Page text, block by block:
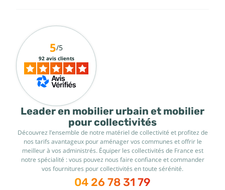
Leader en mobilier urbain et mobilier
pour collectivités
Découvrez l’ensemble de notre matériel de collectivité et profitez de
nos tarifs avantageux pour aménager vos communes et offrir le
meilleur à vos administrés. Équiper les collectivités de France est
notre spécialité : vous pouvez nous faire confiance et commander
vos fournitures pour collectivités en toute sérénité.
04 26 78 31 79
5/5
92 avis clients